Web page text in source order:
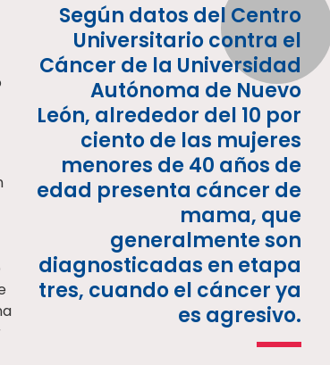
Según datos del Centro
Universitario contra el
Cáncer de la Universidad
Autónoma de Nuevo
León, alrededor del 10 por
ciento de las mujeres
menores de 40 años de
edad presenta cáncer de
mama, que
generalmente son
diagnosticadas en etapa
tres, cuando el cáncer ya
es agresivo.